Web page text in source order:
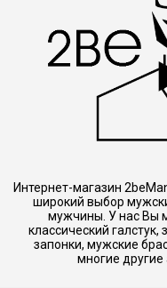
Интернет-магазин
широкий выбор
мужчины. У нас Вы
классический
запонки, мужские
многие другие